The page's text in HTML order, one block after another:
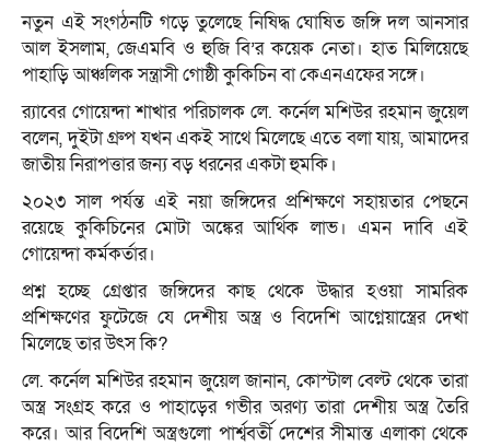
নতুন এই সংগঠনটি গড়ে তুলেছে নিষিদ্ধ ঘোষিত জঙ্গি দল আনসার
আল ইসলাম, জেএমবি ও হুজি বি’র কয়েক নেতা। হাত মিলিয়েছে
পাহাড়ি আঞ্চলিক সন্ত্রাসী গোষ্ঠী কুকিচিন বা কেএনএফের সঙ্গে।
র‍্যাবের গোয়েন্দা শাখার পরিচালক লে. কর্নেল মশিউর রহমান জুয়েল
বলেন, দুইটা গ্রুপ যখন একই সাথে মিলেছে এতে বলা যায়, আমাদের
জাতীয় নিরাপত্তার জন্য বড় ধরনের একটা হুমকি।
২০২৩ সাল পর্যন্ত এই নয়া জঙ্গিদের প্রশিক্ষণে সহায়তার পেছনে
রয়েছে কুকিচিনের মোটা অঙ্কের আর্থিক লাভ। এমন দাবি এই
গোয়েন্দা কর্মকর্তার।
প্রশ্ন হচ্ছে গ্রেপ্তার জঙ্গিদের কাছ থেকে উদ্ধার হওয়া সামরিক
প্রশিক্ষণের ফুটেজে যে দেশীয় অস্ত্র ও বিদেশি আগ্নেয়াস্ত্রের দেখা
মিলেছে তার উৎস কি?
লে. কর্নেল মশিউর রহমান জুয়েল জানান, কোস্টাল বেল্ট থেকে তারা
অস্ত্র সংগ্রহ করে ও পাহাড়ের গভীর অরণ্য তারা দেশীয় অস্ত্র তৈরি
করে। আর বিদেশি অস্ত্রগুলো পার্শ্ববর্তী দেশের সীমান্ত এলাকা থেকে